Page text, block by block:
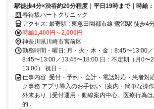
駅徒歩4分×渋谷約20分程度｜平日19時まで｜時給
中心・業務限定は1,350円〜） 土日祝は加算あり／
春待坂ハートクリニック
アクセス: 最寄駅 : 東急田園都市線 鷺沼駅 徒歩4分。渋谷から20分程
度。
時給1,400円～2,000円
神奈川県川崎市宮前区
勤務時間・曜日: 月・火・木・金：8:45〜13:00
8:45〜13:00／13:45〜18:00 日：不定期（月0〜
13:00） 祝日・...
仕事内容: 受付・予約・会計・電話対応・患者対
ク事務 アプリ導入のお手伝い（案内・簡単な操
外来あり（受付運用・動線案内中心。医療行為
的...